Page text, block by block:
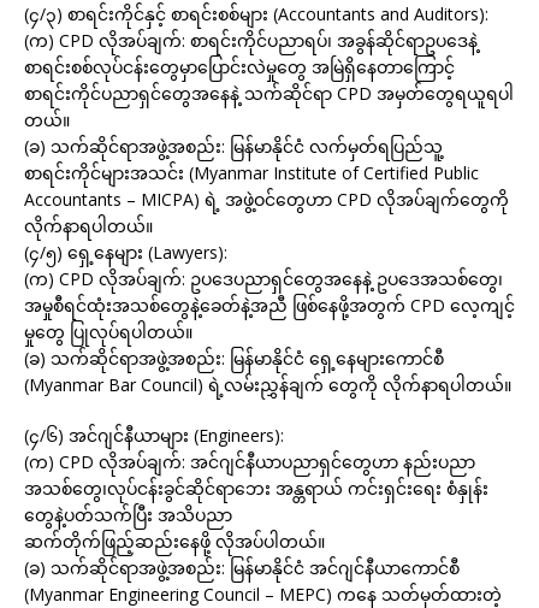
(၄/၃) စာရင်းကိုင်နှင့် စာရင်းစစ်များ (Accountants and Auditors):
(က) CPD လိုအပ်ချက်: စာရင်းကိုင်ပညာရပ်၊ အခွန်ဆိုင်ရာဥပဒေနဲ့
စာရင်းစစ်လုပ်ငန်းတွေမှာပြောင်းလဲမှုတွေ အမြဲရှိနေတာကြောင့်
စာရင်းကိုင်ပညာရှင်တွေအနေနဲ့ သက်ဆိုင်ရာ CPD အမှတ်တွေရယူရပါ
တယ်။
(ခ) သက်ဆိုင်ရာအဖွဲ့အစည်း: မြန်မာနိုင်ငံ လက်မှတ်ရပြည်သူ့
စာရင်းကိုင်များအသင်း (Myanmar Institute of Certified Public
Accountants – MICPA) ရဲ့ အဖွဲ့ဝင်တွေဟာ CPD လိုအပ်ချက်တွေကို
လိုက်နာရပါတယ်။
(၄/၅) ရှေ့နေများ (Lawyers):
(က) CPD လိုအပ်ချက်: ဥပဒေပညာရှင်တွေအနေနဲ့ ဥပဒေအသစ်တွေ၊
အမှုစီရင်ထုံးအသစ်တွေနဲ့ခေတ်နဲ့အညီ ဖြစ်နေဖို့အတွက် CPD လေ့ကျင့်
မှုတွေ ပြုလုပ်ရပါတယ်။
(ခ) သက်ဆိုင်ရာအဖွဲ့အစည်း: မြန်မာနိုင်ငံ ရှေ့နေများကောင်စီ
(Myanmar Bar Council) ရဲ့လမ်းညွှန်ချက် တွေကို လိုက်နာရပါတယ်။
(၄/၆) အင်ဂျင်နီယာများ (Engineers):
(က) CPD လိုအပ်ချက်: အင်ဂျင်နီယာပညာရှင်တွေဟာ နည်းပညာ
အသစ်တွေ၊လုပ်ငန်းခွင်ဆိုင်ရာဘေး အန္တရာယ် ကင်းရှင်းရေး စံနှုန်း
တွေနဲ့ပတ်သက်ပြီး အသိပညာ
ဆက်တိုက်ဖြည့်ဆည်းနေဖို့ လိုအပ်ပါတယ်။
(ခ) သက်ဆိုင်ရာအဖွဲ့အစည်း: မြန်မာနိုင်ငံ အင်ဂျင်နီယာကောင်စီ
(Myanmar Engineering Council – MEPC) ကနေ သတ်မှတ်ထားတဲ့